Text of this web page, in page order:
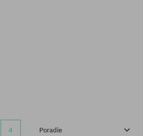
4 Poradie